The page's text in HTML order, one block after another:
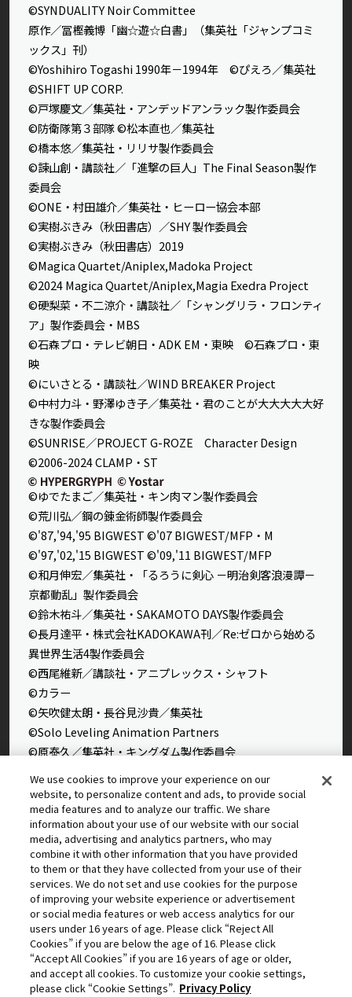
©SYNDUALITY Noir Committee
原作／冨樫義博「幽☆遊☆白書」（集英社「ジャンプコミ
ックス」刊）
©Yoshihiro Togashi 1990年－1994年 ©ぴえろ／集英社
©SHIFT UP CORP.
©戸塚慶文／集英社・アンデッドアンラック製作委員会
©防衛隊第３部隊 ©松本直也／集英社
©橋本悠／集英社・リリサ製作委員会
©諫山創・講談社／「進撃の巨人」The Final Season製作
委員会
©ONE・村田雄介／集英社・ヒーロー協会本部
©実樹ぶきみ（秋田書店）／SHY 製作委員会
©実樹ぶきみ（秋田書店）2019
©Magica Quartet/Aniplex,Madoka Project
©2024 Magica Quartet/Aniplex,Magia Exedra Project
©硬梨菜・不二涼介・講談社／「シャングリラ・フロンティ
ア」製作委員会・MBS
©石森プロ・テレビ朝日・ADK EM・東映 ©石森プロ・東
映
©にいさとる・講談社／WIND BREAKER Project
©中村力斗・野澤ゆき子／集英社・君のことが大大大大大好
きな製作委員会
©SUNRISE／PROJECT G-ROZE Character Design
©2006-2024 CLAMP・ST
©ゆでたまご／集英社・キン肉マン製作委員会
©荒川弘／鋼の錬金術師製作委員会
©'87,'94,'95 BIGWEST ©'07 BIGWEST/MFP・M
©'97,'02,'15 BIGWEST ©'09,'11 BIGWEST/MFP
©和月伸宏／集英社・「るろうに剣心 －明治剣客浪漫譚－
京都動乱」製作委員会
©鈴木祐斗／集英社・SAKAMOTO DAYS製作委員会
©長月達平・株式会社KADOKAWA刊／Re:ゼロから始める
異世界生活4製作委員会
©西尾維新／講談社・アニプレックス・シャフト
©カラー
©矢吹健太朗・長谷見沙貴／集英社
©Solo Leveling Animation Partners
©原泰久／集英社・キングダム製作委員会
©石田スイ／集英社・東京喰種：re製作委員会
©外薗健／集英社
©タカヒロ・竹村洋平／集英社・魔防隊広報部
©高橋留美子／小学館・読売テレビ・サンライズ 2009
©藤本タツキ／集英社・ＭＡＰＰＡ
© 2025 MAPPA／チェンソーマンプロジェクト ©藤本タツ
キ／集英社
©星野桂／集英社
©理不尽な孫の手/MFブックス/「無職転生Ⅲ」製作委員会
©逢沢大介・KADOKAWA刊／シャドウガーデン
©中島かずき・今石洋之・プロジェクト「グレンラガン」
We use cookies to improve your experience on our
website, to personalize content and ads, to provide social
media features and to analyze our traffic. We share
information about your use of our website with our social
media, advertising and analytics partners, who may
combine it with other information that you have provided
to them or that they have collected from your use of their
services. We do not set and use cookies for the purpose
of improving your website experience or advertisement
or social media features or web access analytics for our
users under 16 years of age. Please click “Reject All
Cookies” if you are below the age of 16. Please click
“Accept All Cookies” if you are 16 years of age or older,
and accept all cookies. To customize your cookie settings,
please click “Cookie Settings”. Privacy Policy